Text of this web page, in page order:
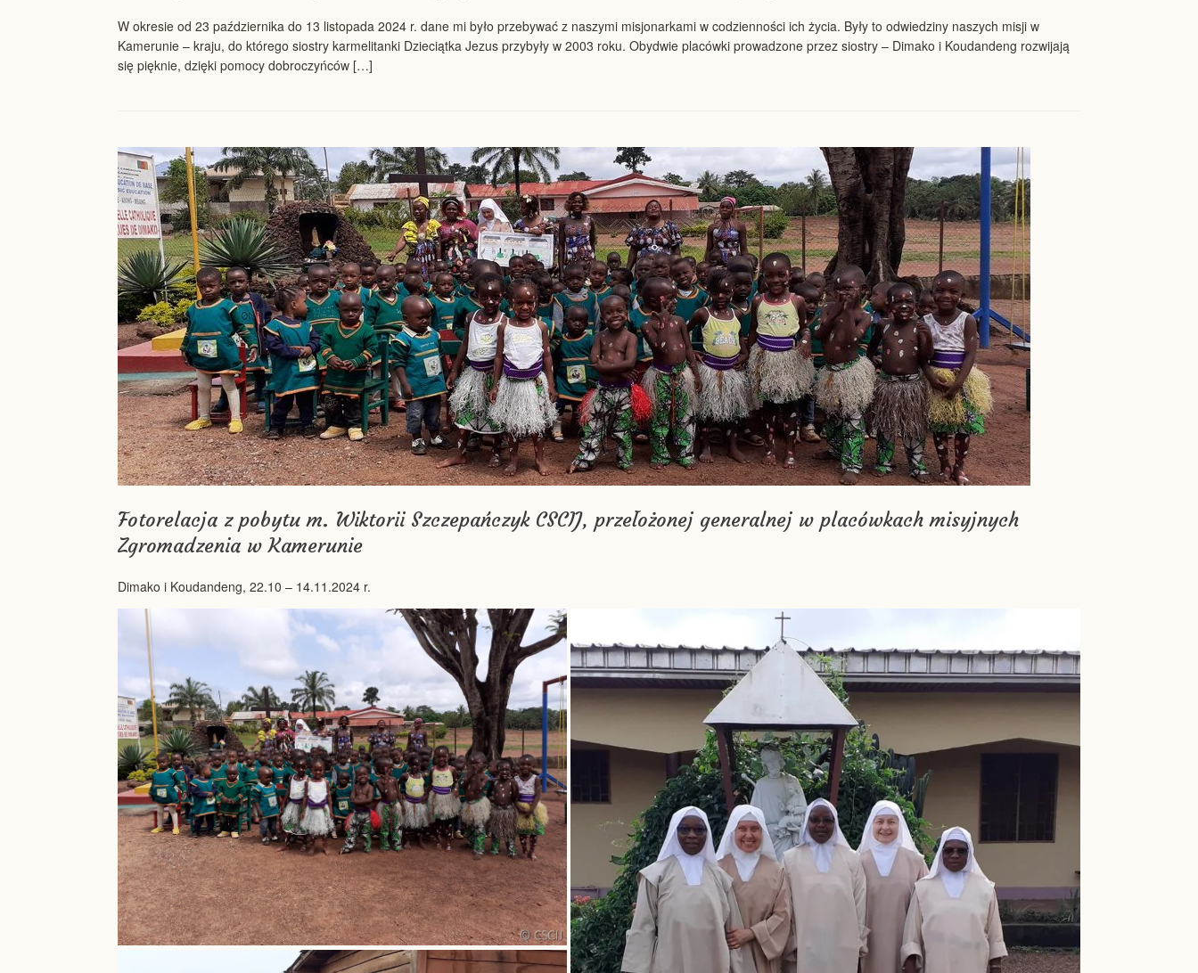
W okresie od 23 października do 13 listopada 2024 r. dane mi było przebywać z naszymi misjonarkami w codzienności ich życia. Były to odwiedziny naszych misji w
Kamerunie – kraju, do którego siostry karmelitanki Dzieciątka Jezus przybyły w 2003 roku. Obydwie placówki prowadzone przez siostry – Dimako i Koudandeng rozwijają
się pięknie, dzięki pomocy dobroczyńców […]
Fotorelacja z pobytu m. Wiktorii Szczepańczyk CSCIJ, przełożonej generalnej w placówkach misyjnych
Zgromadzenia w Kamerunie
Dimako i Koudandeng, 22.10 – 14.11.2024 r.